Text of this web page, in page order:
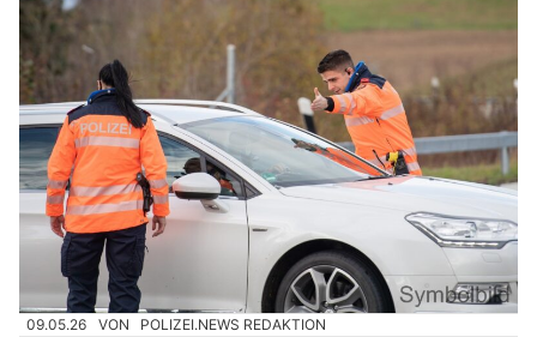
09.05.26 VON POLIZEI.NEWS REDAKTION